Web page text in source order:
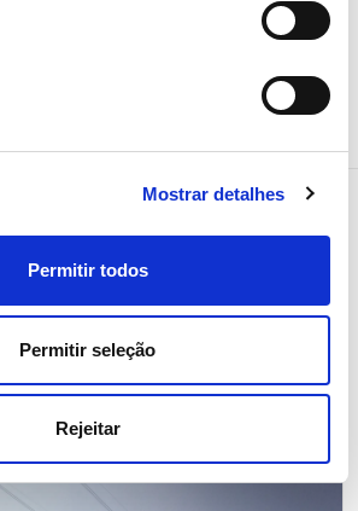
Mostrar detalhes
Permitir todos
Permitir seleção
Rejeitar